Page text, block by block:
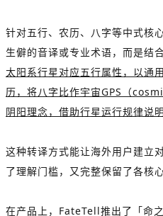
针对五行、农历、八字等中式核
生僻的音译或专业术语，而是结
太阳系行星对应五行属性，以通
历，将八字比作宇宙GPS（
阴阳理念，借助行星运行规律说
这种转译方式能让海外用户建立
了理解门槛，又完整保留了各核
在产品上，FateTell推出了「命